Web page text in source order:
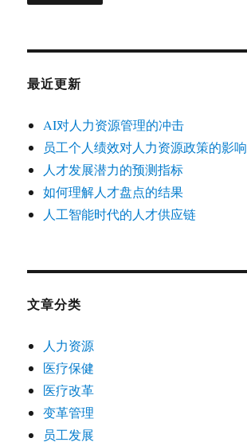
最近更新
AI对人力资源管理的冲击
员工个人绩效对人力资源政策的影响
人才发展潜力的预测指标
如何理解人才盘点的结果
人工智能时代的人才供应链
文章分类
人力资源
医疗保健
医疗改革
变革管理
员工发展